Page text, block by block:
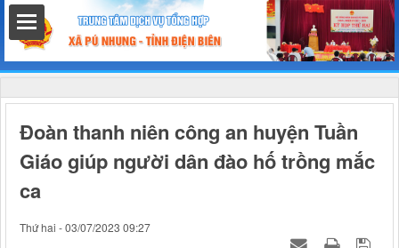
chính
Đoàn thanh niên công an huyện Tuần
Giáo giúp người dân đào hố trồng mắc
ca
Thứ hai - 03/07/2023 09:27